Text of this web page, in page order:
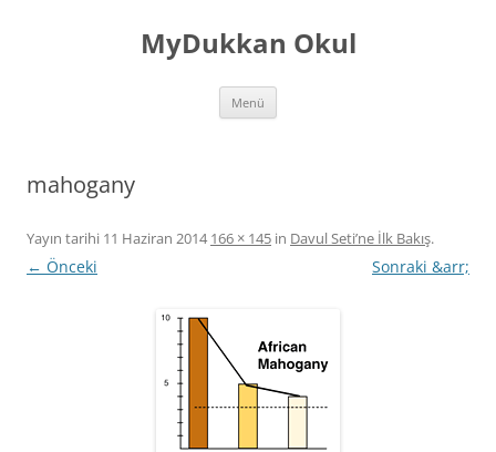
MyDukkan Okul
Menü
mahogany
Yayın tarihi 11 Haziran 2014 166 × 145 in Davul Seti’ne İlk Bakış.
← Önceki Sonraki &arr;